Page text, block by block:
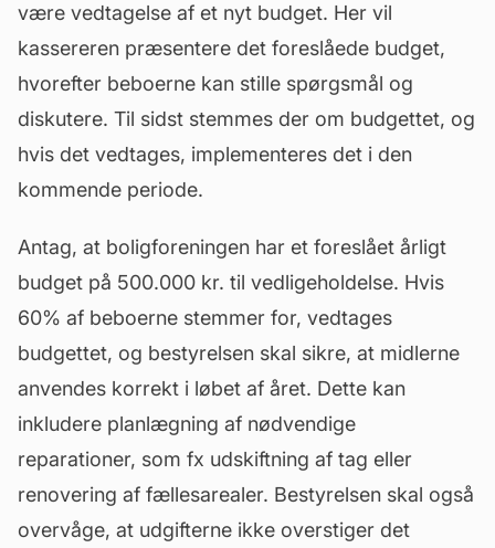
være vedtagelse af et nyt budget. Her vil
kassereren præsentere det foreslåede budget,
hvorefter beboerne kan stille spørgsmål og
diskutere. Til sidst stemmes der om budgettet, og
hvis det vedtages, implementeres det i den
kommende periode.
Antag, at boligforeningen har et foreslået årligt
budget på 500.000 kr. til vedligeholdelse. Hvis
60% af beboerne stemmer for, vedtages
budgettet, og bestyrelsen skal sikre, at midlerne
anvendes korrekt i løbet af året. Dette kan
inkludere planlægning af nødvendige
reparationer, som fx udskiftning af tag eller
renovering af fællesarealer. Bestyrelsen skal også
overvåge, at udgifterne ikke overstiger det